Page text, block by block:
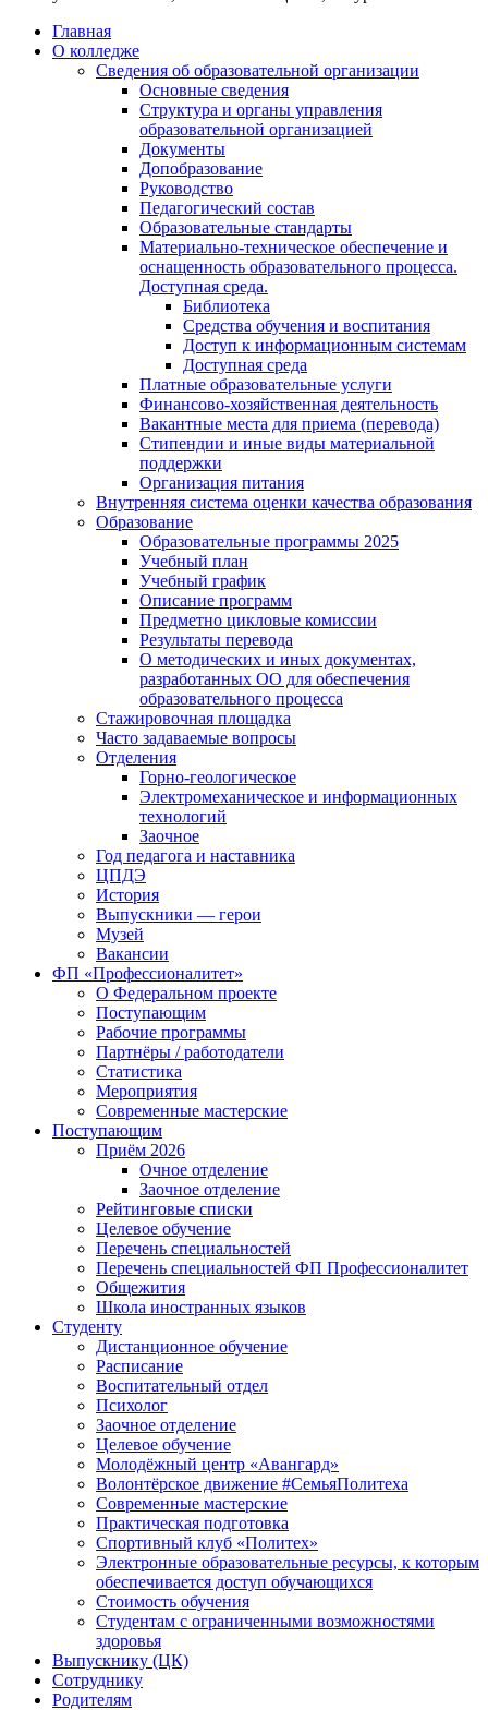
Главная
О колледже
Сведения об образовательной организации
Основные сведения
Структура и органы управления
образовательной организацией
Документы
Допобразование
Руководство
Педагогический состав
Образовательные стандарты
Материально-техническое обеспечение и
оснащенность образовательного процесса.
Доступная среда.
Библиотека
Средства обучения и воспитания
Доступ к информационным системам
Доступная среда
Платные образовательные услуги
Финансово-хозяйственная деятельность
Вакантные места для приема (перевода)
Стипендии и иные виды материальной
поддержки
Организация питания
Внутренняя система оценки качества образования
Образование
Образовательные программы 2025
Учебный план
Учебный график
Описание программ
Предметно цикловые комиссии
Результаты перевода
О методических и иных документах,
разработанных ОО для обеспечения
образовательного процесса
Стажировочная площадка
Часто задаваемые вопросы
Отделения
Горно-геологическое
Электромеханическое и информационных
технологий
Заочное
Год педагога и наставника
ЦПДЭ
История
Выпускники — герои
Музей
Вакансии
ФП «Профессионалитет»
О Федеральном проекте
Поступающим
Рабочие программы
Партнёры / работодатели
Статистика
Мероприятия
Современные мастерские
Поступающим
Приём 2026
Очное отделение
Заочное отделение
Рейтинговые списки
Целевое обучение
Перечень специальностей
Перечень специальностей ФП Профессионалитет
Общежития
Школа иностранных языков
Студенту
Дистанционное обучение
Расписание
Воспитательный отдел
Психолог
Заочное отделение
Целевое обучение
Молодёжный центр «Авангард»
Волонтёрское движение #СемьяПолитеха
Современные мастерские
Практическая подготовка
Спортивный клуб «Политех»
Электронные образовательные ресурсы, к которым
обеспечивается доступ обучающихся
Стоимость обучения
Студентам с ограниченными возможностями
здоровья
Выпускнику (ЦК)
Сотруднику
Родителям